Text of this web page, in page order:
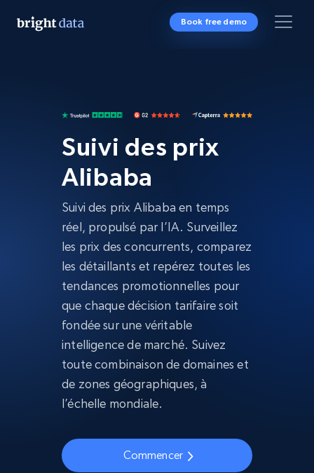
Book free demo
Suivi des prix
Alibaba
Suivi des prix Alibaba en temps
réel, propulsé par l’IA. Surveillez
les prix des concurrents, comparez
les détaillants et repérez toutes les
tendances promotionnelles pour
que chaque décision tarifaire soit
fondée sur une véritable
intelligence de marché. Suivez
toute combinaison de domaines et
de zones géographiques, à
l’échelle mondiale.
Commencer